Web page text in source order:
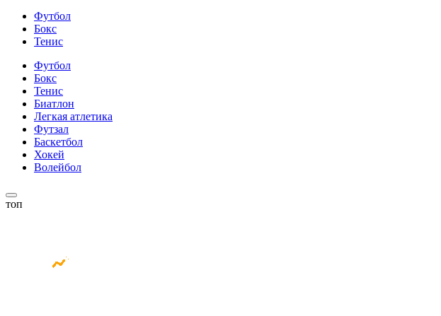
Футбол
Бокс
Тенис
Футбол
Бокс
Тенис
Биатлон
Легкая атлетика
Футзал
Баскетбол
Хокей
Волейбол
топ